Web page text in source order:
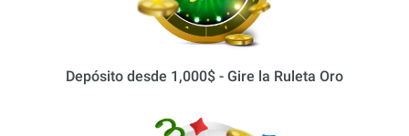
Depósito desde 1,000$ - Gire la Ruleta Oro